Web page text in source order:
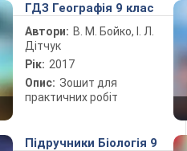
ГДЗ Географія 9 клас
Автори: В. М. Бойко, І. Л.
Дітчук
Рік: 2017
Опис: Зошит для
практичних робіт
Підручники Біологія 9